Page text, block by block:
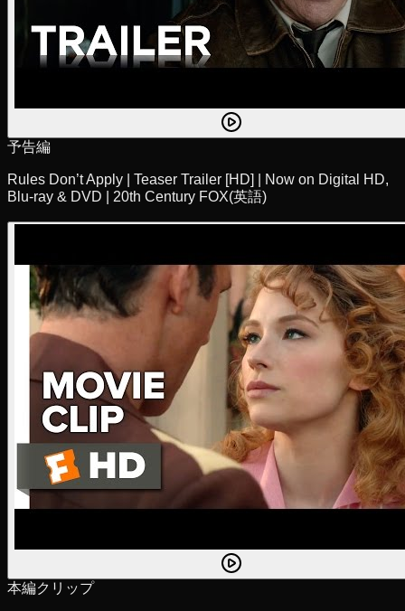
予告編
Rules Don’t Apply | Teaser Trailer [HD] | Now on Digital HD,
Blu-ray & DVD | 20th Century FOX(英語)
本編クリップ